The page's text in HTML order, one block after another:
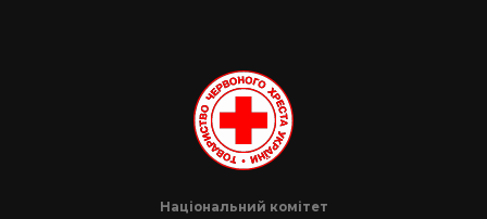
Національний комітет